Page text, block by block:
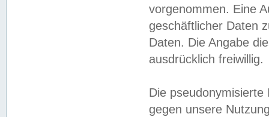
vorgenommen. Eine
geschäftlicher Daten
Daten. Die Angabe
ausdrücklich freiwillig.
Die
gegen unsere